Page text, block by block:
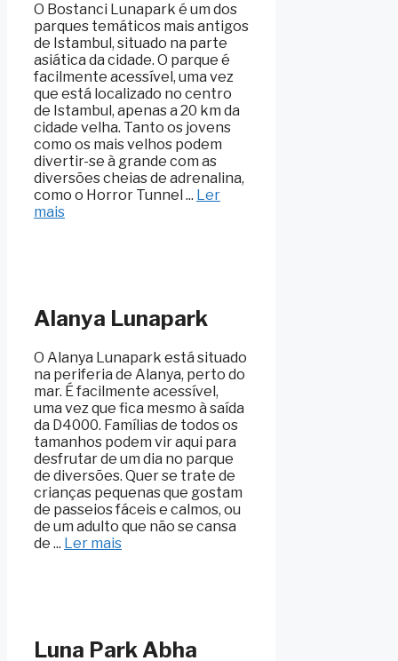
O Bostanci Lunapark é um dos
parques temáticos mais antigos
de Istambul, situado na parte
asiática da cidade. O parque é
facilmente acessível, uma vez
que está localizado no centro
de Istambul, apenas a 20 km da
cidade velha. Tanto os jovens
como os mais velhos podem
divertir-se à grande com as
diversões cheias de adrenalina,
como o Horror Tunnel ... Ler
mais
Alanya Lunapark
O Alanya Lunapark está situado
na periferia de Alanya, perto do
mar. É facilmente acessível,
uma vez que fica mesmo à saída
da D4000. Famílias de todos os
tamanhos podem vir aqui para
desfrutar de um dia no parque
de diversões. Quer se trate de
crianças pequenas que gostam
de passeios fáceis e calmos, ou
de um adulto que não se cansa
de ... Ler mais
Luna Park Abha